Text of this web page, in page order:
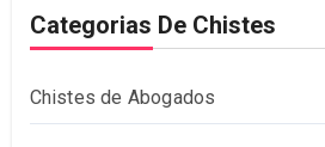
Categorias De Chistes
Chistes de Abogados